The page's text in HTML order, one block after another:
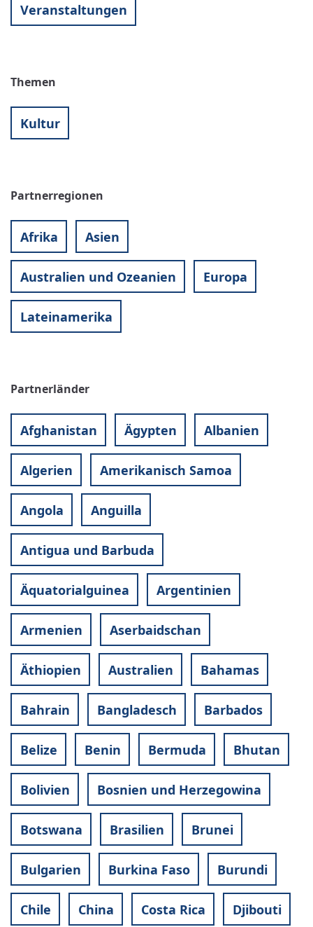
Veranstaltungen
Themen
Kultur
Partnerregionen
Afrika Asien
Australien und Ozeanien Europa
Lateinamerika
Partnerländer
Afghanistan Ägypten Albanien
Algerien Amerikanisch Samoa
Angola Anguilla
Antigua und Barbuda
Äquatorialguinea Argentinien
Armenien Aserbaidschan
Äthiopien Australien Bahamas
Bahrain Bangladesch Barbados
Belize Benin Bermuda Bhutan
Bolivien Bosnien und Herzegowina
Botswana Brasilien Brunei
Bulgarien Burkina Faso Burundi
Chile China Costa Rica Djibouti